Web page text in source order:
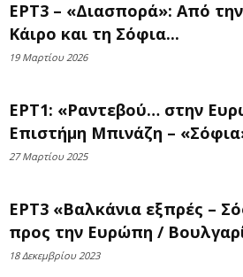
ΕΡΤ3 – «Διασπορά»: Από
Κάιρο και τη Σόφια...
19 Μαρτίου 2026
ΕΡΤ1: «Ραντεβού… στην
Επιστήμη Μπινάζη –
27 Μαρτίου 2025
ΕΡΤ3 «Βαλκάνια εξπρές –
προς την Ευρώπη /
18 Δεκεμβρίου 2023